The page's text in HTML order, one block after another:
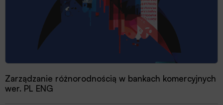
Zarządzanie różnorodnością w bankach komercyjnych
wer. PL ENG